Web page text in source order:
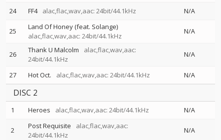
24 FF4 alac,flac,wav,aac: 24bit/44.1kHz N/A
25
Land Of Honey (feat. Solange)
alac,flac,wav,aac: 24bit/44.1kHz
N/A
26 Thank U Malcolm
alac,flac,wav,aac:
24bit/44.1kHz
N/A
27 Hot Oct. alac,flac,wav,aac: 24bit/44.1kHz N/A
DISC 2
1 Heroes alac,flac,wav,aac: 24bit/44.1kHz N/A
2 Post Requisite
alac,flac,wav,aac:
24bit/44.1kHz
N/A